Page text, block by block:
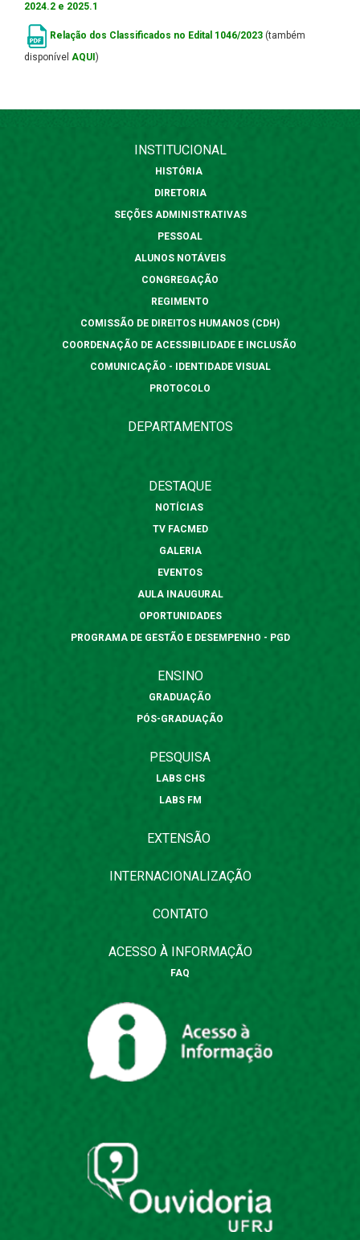
2024.2 e 2025.1
Relação dos Classificados no Edital 1046/2023 (também
disponível AQUI )
INSTITUCIONAL
HISTÓRIA
DIRETORIA
SEÇÕES ADMINISTRATIVAS
PESSOAL
ALUNOS NOTÁVEIS
CONGREGAÇÃO
REGIMENTO
COMISSÃO DE DIREITOS HUMANOS (CDH)
COORDENAÇÃO DE ACESSIBILIDADE E INCLUSÃO
COMUNICAÇÃO - IDENTIDADE VISUAL
PROTOCOLO
DEPARTAMENTOS
DESTAQUE
NOTÍCIAS
TV FACMED
GALERIA
EVENTOS
AULA INAUGURAL
OPORTUNIDADES
PROGRAMA DE GESTÃO E DESEMPENHO - PGD
ENSINO
GRADUAÇÃO
PÓS-GRADUAÇÃO
PESQUISA
LABS CHS
LABS FM
EXTENSÃO
INTERNACIONALIZAÇÃO
CONTATO
ACESSO À INFORMAÇÃO
FAQ